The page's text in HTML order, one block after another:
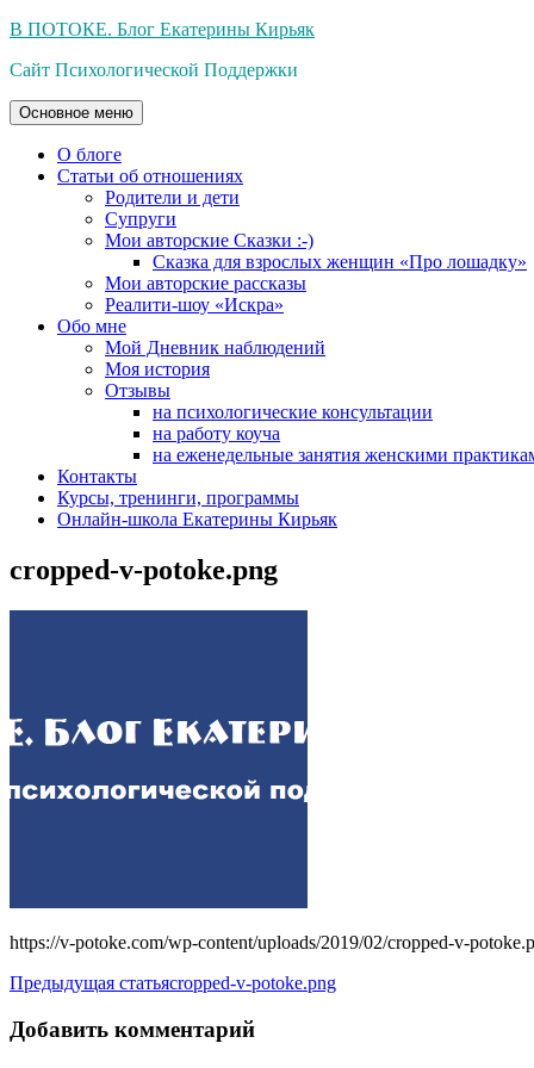
Перейти
содержимому
В ПОТОКЕ. Блог Екатерины Кирьяк
Сайт Психологической Поддержки
Основное меню
О блоге
Статьи об отношениях
Родители и дети
Супруги
Мои авторские Сказки :-)
Сказка для взрослых женщин «Про лошадку»
Мои авторские рассказы
Реалити-шоу «Искра»
Обо мне
Мой Дневник наблюдений
Моя история
Отзывы
на психологические консультации
на работу коуча
на еженедельные занятия женскими
Контакты
Курсы, тренинги, программы
Онлайн-школа Екатерины Кирьяк
cropped-v-potoke.png
https://v-potoke.com/wp-content/uploads/2019/02/cropped-v-
Навигация
по
записям
Предыдущая статьяcropped-v-potoke.png
Добавить комментарий